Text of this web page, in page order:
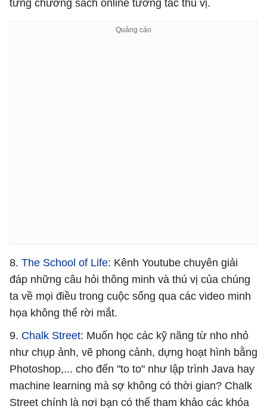
từng chương sách online tương tác thú vị.
8. The School of Life: Kênh Youtube chuyên giải
đáp những câu hỏi thông minh và thú vị của chúng
ta về mọi điều trong cuộc sống qua các video minh
họa không thể rời mắt.
9. Chalk Street: Muốn học các kỹ năng từ nho nhỏ
như chụp ảnh, vẽ phong cảnh, dựng hoạt hình bằng
Photoshop,... cho đến "to to" như lập trình Java hay
machine learning mà sợ không có thời gian? Chalk
Street chính là nơi bạn có thể tham khảo các khóa